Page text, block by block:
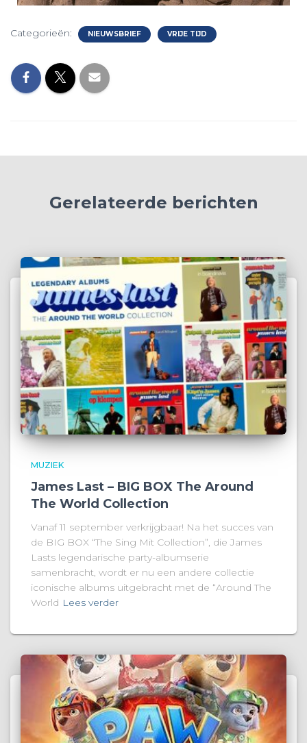
Categorieën: NIEUWSBRIEF VRIJE TIJD
Gerelateerde berichten
MUZIEK
James Last – BIG BOX The Around
The World Collection
Vanaf 11 september verkrijgbaar! Na het succes van
de BIG BOX “The Sing Mit Collection”, die James
Lasts legendarische party-albumserie
samenbracht, wordt er nu een andere collectie
iconische albums uitgebracht met de “Around The
World Lees verder